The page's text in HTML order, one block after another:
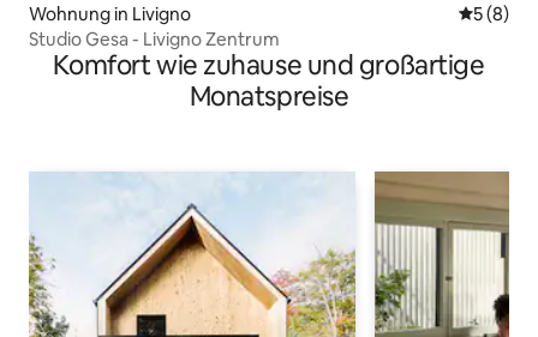
Wohnung in Livigno
5 (8)
Studio Gesa - Livigno Zentrum
Komfort wie zuhause und großartige
Monatspreise